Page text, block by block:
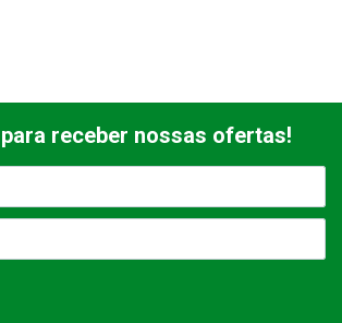
receber nossas ofertas!